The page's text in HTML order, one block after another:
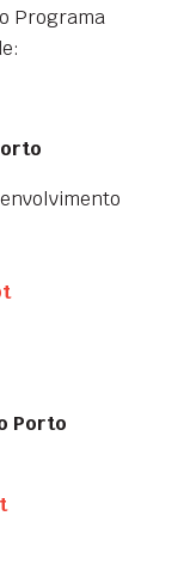
Programa
Porto